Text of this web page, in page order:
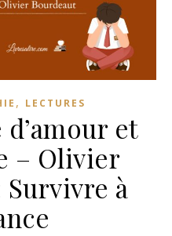
, LECTURES
et
– Olivier
à